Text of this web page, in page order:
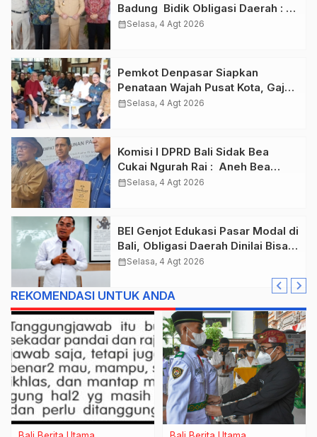
Badung Bidik Obligasi Daerah :
Gaspol Bangun Infrastruktur
calendar_monthSelasa, 4 Agt 2026
Pemkot Denpasar Siapkan
Penataan Wajah Pusat Kota, Gajah
Mada Jadi Salah Satu Kawasan
calendar_monthSelasa, 4 Agt 2026
Komisi I DPRD Bali Sidak Bea
Cukai Ngurah Rai : Aneh Bea
Cukai Tolak berikan List Data
calendar_monthSelasa, 4 Agt 2026
BEI Genjot Edukasi Pasar Modal di
Bali, Obligasi Daerah Dinilai Bisa
Jadi Mesin Percepatan
calendar_monthSelasa, 4 Agt 2026
REKOMENDASI UNTUK ANDA